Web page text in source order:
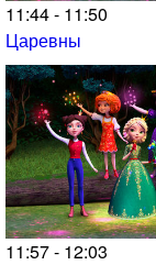
11:44 - 11:50
Царевны
11:57 - 12:03